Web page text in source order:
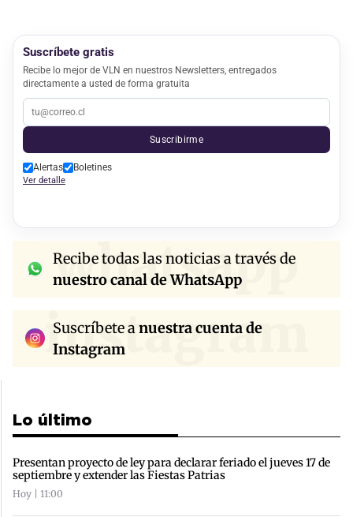
Suscríbete gratis
Recibe lo mejor de VLN en nuestros Newsletters, entregados
directamente a usted de forma gratuita
Suscribirme
Alertas Boletines
Ver detalle
whatsapp
Recibe todas las noticias a través de
nuestro canal de WhatsApp
instagram
Suscríbete anuestra cuenta de
Instagram
Lo último
Presentan proyecto de ley para declarar feriado el jueves 17 de
septiembre y extender las Fiestas Patrias
Hoy | 11:00